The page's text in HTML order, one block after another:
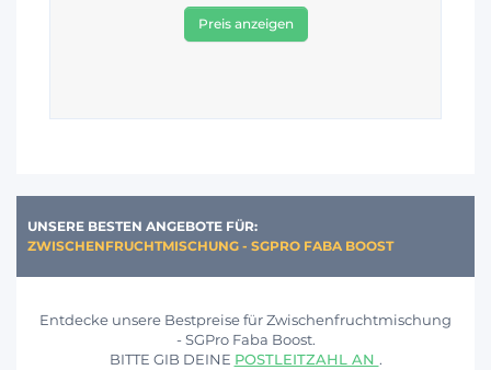
Preis anzeigen
UNSERE BESTEN ANGEBOTE FÜR:
ZWISCHENFRUCHTMISCHUNG - SGPRO FABA BOOST
Entdecke unsere Bestpreise für Zwischenfruchtmischung
- SGPro Faba Boost.
BITTE GIB DEINE POSTLEITZAHL AN .